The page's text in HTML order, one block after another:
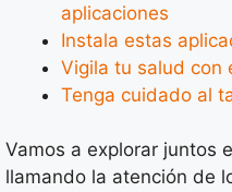
aplicaciones
Instala estas
Vigila tu salud con
Tenga cuidado al
Vamos a explorar juntos
llamando la atención de